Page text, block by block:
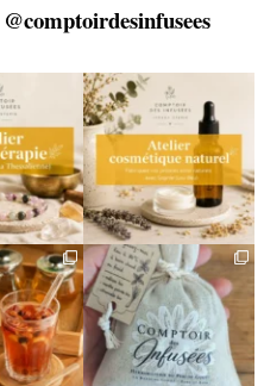
juste pour
0
🌿 Deux rendez-vous
cosmétiques avec Sophie
(Lou...
6 0
une même
🌿
...
0
🎁 L`attention qui fait
plaisir — et qui vous...
24 2